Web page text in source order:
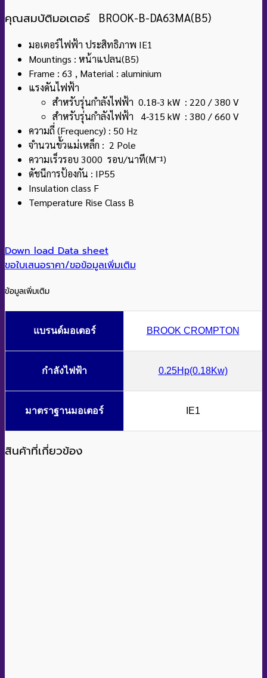
คุณสมบัติมอเตอร์ BROOK-B-DA63MA(B5)
มอเตอร์ไฟฟ้า ประสิทธิภาพ IE1
Mountings : หน้าแปลน(B5)
Frame : 63 , Material : aluminium
แรงดันไฟฟ้า
สำหรับรุ่นกำลังไฟฟ้า 0.18-3 kW : 220 / 380 V
สำหรับรุ่นกำลังไฟฟ้า 4-315 kW : 380 / 660 V
ความถี่ (Frequency) : 50 Hz
จำนวนขั้วแม่เหล็ก : 2 Pole
ความเร็วรอบ 3000 รอบ/นาที(M¯¹)
ดัชนีการป้องกัน : IP55
Insulation class F
Temperature Rise Class B
Down load Data sheet
ขอใบเสนอราคา/ขอข้อมูลเพิ่มเติม
ข้อมูลเพิ่มเติม
แบรนด์มอเตอร์ BROOK CROMPTON
กำลังไฟฟ้า 0.25Hp(0.18Kw)
มาตราฐานมอเตอร์ IE1
สินค้าที่เกี่ยวข้อง